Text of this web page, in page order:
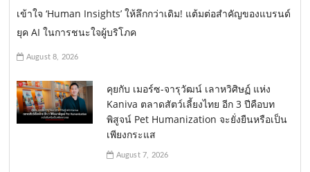
เข้าใจ ‘Human Insights’ ให้ลึกกว่าเดิม! แต้มต่อสำคัญของแบรนด์
ยุค AI ในการชนะใจผู้บริโภค
August 8, 2026
คุยกับ เมอร์ซ-จารุวัฒน์ เลาหวิศิษฏ์ แห่ง
Kaniva ตลาดสัตว์เลี้ยงไทย อีก 3 ปีคือบท
พิสูจน์ Pet Humanization จะยั่งยืนหรือเป็น
เพียงกระแส
August 7, 2026